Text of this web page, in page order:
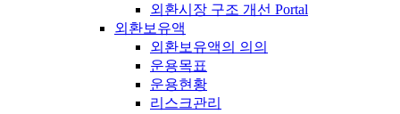
외환시장 구조 개선 Portal
외환보유액
외환보유액의 의의
운용목표
운용현황
리스크관리